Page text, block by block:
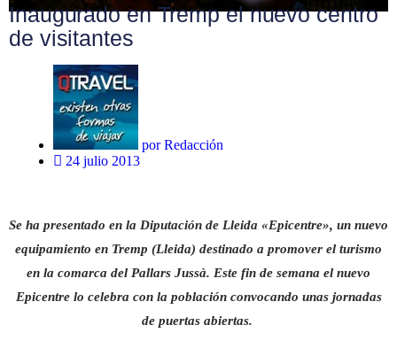
Inaugurado en Tremp el nuevo centro
de visitantes
porRedacción
24 julio 2013
Se ha presentado en la Diputación de Lleida «Epicentre», un nuevo
equipamiento en Tremp (Lleida) destinado a promover el turismo
en la comarca del Pallars Jussà. Este fin de semana el nuevo
Epicentre lo celebra con la población convocando unas jornadas
de puertas abiertas.